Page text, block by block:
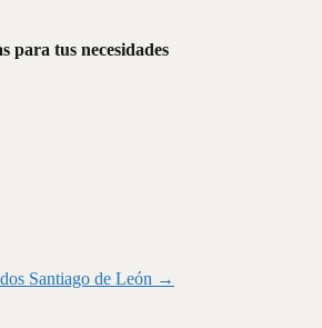
para tus necesidades
Santiago de León →